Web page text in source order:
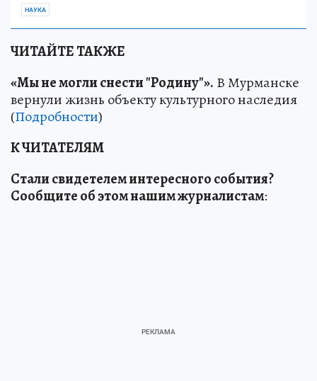
НАУКА
ЧИТАЙТЕ ТАКЖЕ
«Мы не могли снести "Родину"». В Мурманске
вернули жизнь объекту культурного наследия
(Подробности)
К ЧИТАТЕЛЯМ
Стали свидетелем интересного события?
Сообщите об этом нашим журналистам: